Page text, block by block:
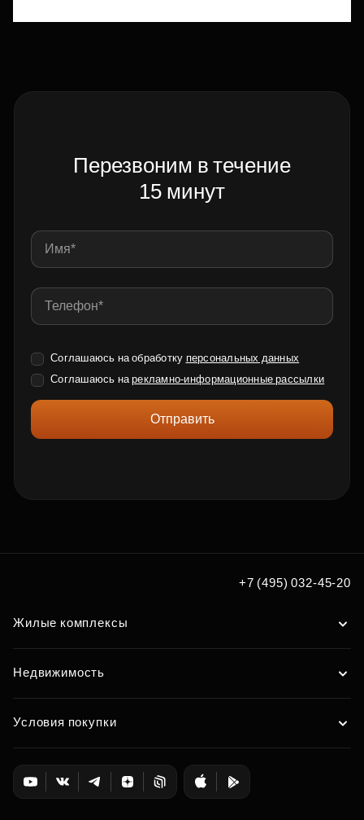
Перезвоним в течение
15 минут
Соглашаюсь на обработку персональных данных
Соглашаюсь нарекламно-информационные рассылки
Отправить
+7 (495) 032-45-20
Жилые комплексы
Недвижимость
Условия покупки